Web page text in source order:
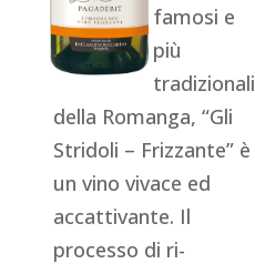
famosi e
più
tradizionali
della Romanga, “Gli
Stridoli – Frizzante” è
un vino vivace ed
accattivante. Il
processo di ri-